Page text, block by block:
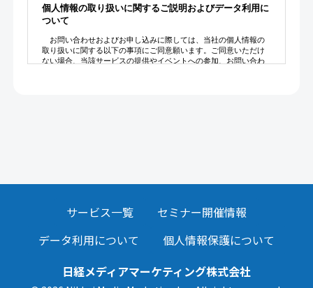
サービス一覧
セミナー開催情報
データ利用について
個人情報保護について
日経メディアマーケティング株式会社